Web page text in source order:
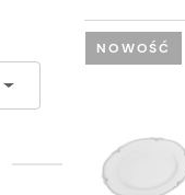
NOWOŚĆ